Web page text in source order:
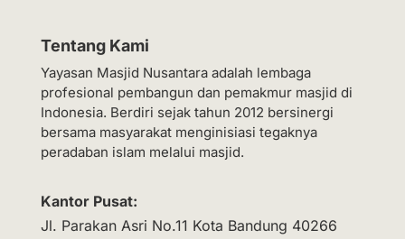
Tentang Kami
Yayasan Masjid Nusantara adalah lembaga
profesional pembangun dan pemakmur masjid di
Indonesia. Berdiri sejak tahun 2012 bersinergi
bersama masyarakat menginisiasi tegaknya
peradaban islam melalui masjid.
Kantor Pusat:
Jl. Parakan Asri No.11 Kota Bandung 40266